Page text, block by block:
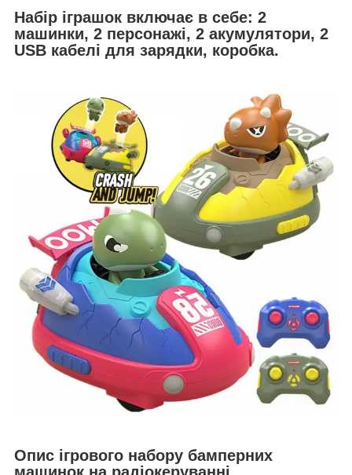
Набір іграшок включає в себе: 2
машинки, 2 персонажі, 2 акумулятори, 2
USB кабелі для зарядки, коробка.
Опис ігрового набору бамперних